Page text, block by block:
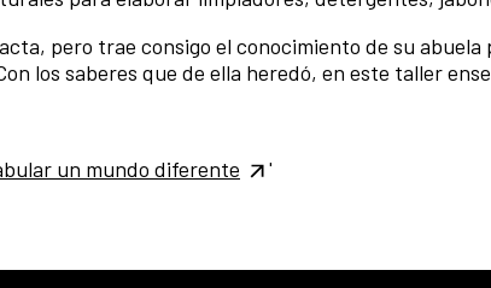
pero trae consigo el conocimiento de su
los saberes que de ella heredó, en este taller
un mundo diferente '